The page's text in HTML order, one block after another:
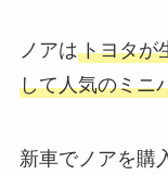
ノアはトヨタが
して人気のミニ
新車でノアを購